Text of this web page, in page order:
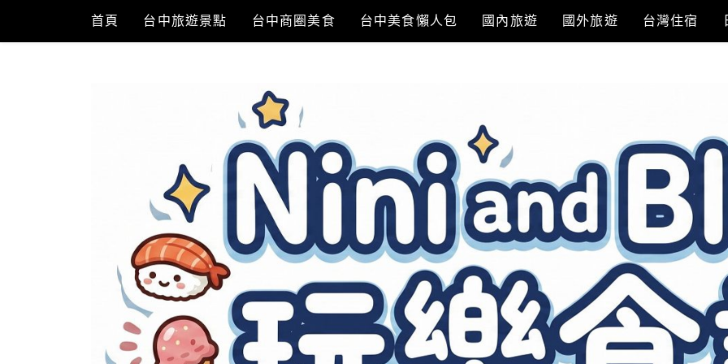
content
首頁 台中旅遊景點 台中商圈美食 台中美食懶人包 國內旅遊 國外旅遊 台灣住宿